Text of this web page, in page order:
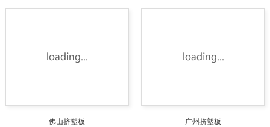
佛山挤塑板 广州挤塑板